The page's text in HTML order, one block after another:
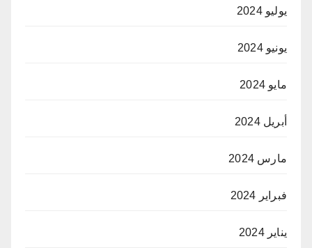
يوليو 2024
يونيو 2024
مايو 2024
أبريل 2024
مارس 2024
فبراير 2024
يناير 2024